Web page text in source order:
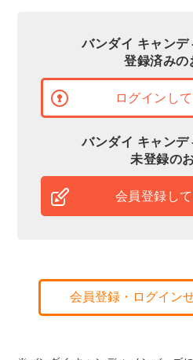
バンダイ キャンデ
登録済みの
ログインし
バンダイ キャンデ
未登録の
会員登録し
会員登録・ログイン